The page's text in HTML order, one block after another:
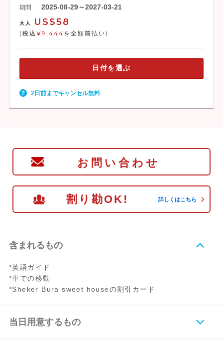
期間 2025-08-29～2027-03-21
大人 US$58
(税込 ¥9,444 を全額前払い)
日付を選ぶ
2日前までキャンセル無料
お問い合わせ
割り勘OK! 詳しくはこちら
含まれるもの
*英語ガイド
*車での移動
*Sheker Bura sweet houseの割引カード
当日用意するもの